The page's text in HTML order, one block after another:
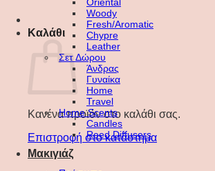
Καλάθι
Κανένα προϊόν στο καλάθι σας.
Επιστροφή στο κατάστημα
Woody
Fresh/Aromatic
Chypre
Leather
Σετ Δώρου
Άνδρας
Γυναίκα
Home
Travel
Home Scents
Candles
Reed Diffusers
Μακιγιάζ